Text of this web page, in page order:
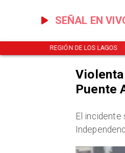
SEÑAL EN
REGIÓN DE LOS LAGOS
Puente
​El incidente